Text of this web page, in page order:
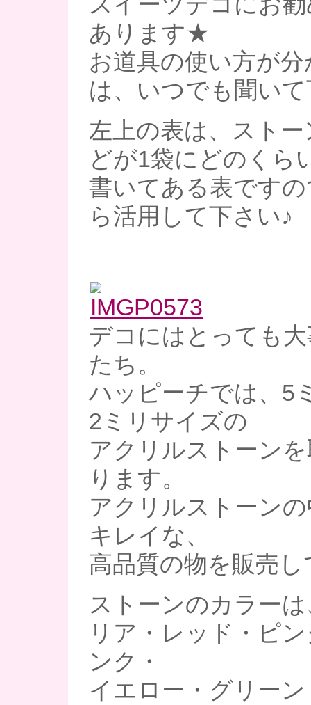
あります★
お道具の使い方が
は、いつでも聞い
左上の表は、スト
どが1袋にどのくら
書いてある表です
ら活用して下さい♪
デコにはとっても
たち。
ハッピーチでは、5
2ミリサイズの
アクリルストーン
ります。
アクリルストーン
キレイな、
高品質の物を販売
ストーンのカラー
リア・レッド・ピ
ンク・
イエロー・グリー